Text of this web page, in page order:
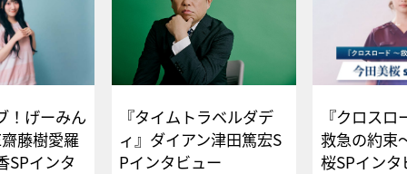
！げーみん
藤樹愛羅
SPインタ
『タイムトラベルダデ
ィ』ダイアン津田篤宏S
Pインタビュー
『クロス
救急の約束
桜SPイ